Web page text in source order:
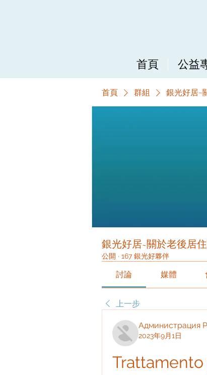
首頁 公益
首頁 群組 銀光好居~
銀光好居~關於老後居
公開 · 167 銀光好夥伴
討論 媒體
上一步
Администрация
2023年9月1日